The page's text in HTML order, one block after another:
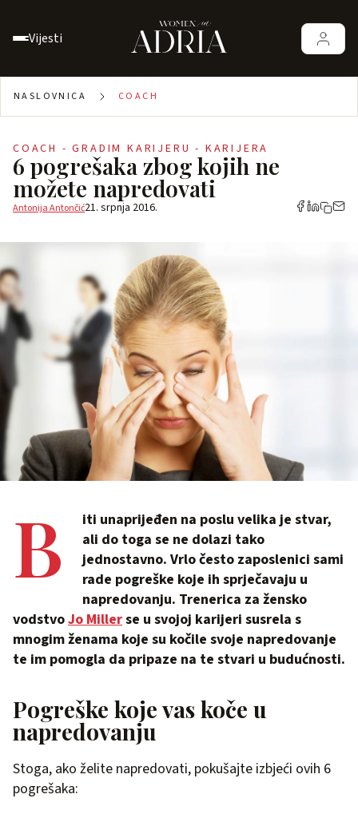
Vijesti
NASLOVNICA COACH
COACH - GRADIM KARIJERU - KARIJERA
6 pogrešaka zbog kojih ne
možete napredovati
Antonija Antončić21. srpnja 2016.
B
iti unaprijeđen na poslu velika je stvar,
ali do toga se ne dolazi tako
jednostavno. Vrlo često zaposlenici sami
rade pogreške koje ih sprječavaju u
napredovanju. Trenerica za žensko
vodstvoJo Millerse u svojoj karijeri susrela s
mnogim ženama koje su kočile svoje napredovanje
te im pomogla da pripaze na te stvari u budućnosti.
Pogreške koje vas koče u
napredovanju
Stoga, ako želite napredovati, pokušajte izbjeći ovih 6
pogrešaka: